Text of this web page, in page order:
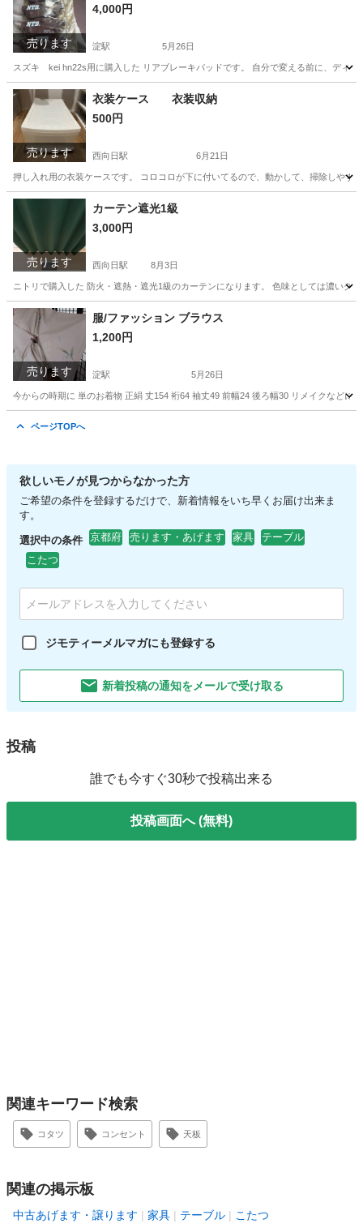
売ります
4,000円
淀駅 5月26日
スズキ kei hn22s用に購入した リアブレーキパッドです。 自分で変える前に、ディ
京都 長岡京市 淀駅 メンテナンス用品
売ります
衣装ケース 衣装収納
500円
西向日駅 6月21日
押し入れ用の衣装ケースです。 コロコロが下に付いてるので、動かして、掃除しや
京都 京都市 収納家具
売ります
カーテン遮光1級
3,000円
西向日駅 8月3日
ニトリで購入した 防火・遮熱・遮光1級のカーテンになります。 色味としては濃い
京都 京都市 カーテン、ブラインド
売ります
服/ファッション ブラウス
1,200円
淀駅 5月26日
今からの時期に 単のお着物 正絹 丈154 裄64 袖丈49 前幅24 後ろ幅30 リメイクなど
ページTOPへ
欲しいモノが見つからなかった方
ご希望の条件を登録するだけで、新着情報をいち早くお届け出来ま
す。
選択中の条件 京都府 売ります・あげます 家具
テーブル
こたつ
ジモティーメルマガにも登録する
新着投稿の通知をメールで受け取る
投稿
誰でも今すぐ30秒で投稿出来る
投稿画面へ (無料)
関連キーワード検索
コタツ コンセント 天板
関連の掲示板
中古あげます・譲ります 家具 テーブル こたつ